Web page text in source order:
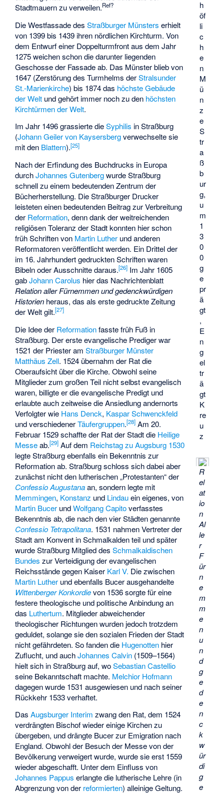
h
öf
li
c
h
e
n
M
ü
n
z
e
S
tr
a
ß
b
ur
g,
u
m
1
3
0
0
g
e
pr
ä
gt
,
E
n
g
el
tr
ä
gt
K
re
u
z
R
el
at
io
n
Al
le
r
F
ür
n
e
m
m
e
n
u
n
d
g
e
d
e
n
c
k
w
ür
di
g
e
Stadtmauern zu verweilen.Ref?
Die Westfassade desStraßburger Münsters erhielt
von 1399 bis 1439 ihren nördlichen Kirchturm. Von
dem Entwurf einer Doppelturmfront aus dem Jahr
1275 weichen schon die darunter liegenden
Geschosse der Fassade ab. Das Münster blieb von
1647 (Zerstörung des Turmhelms derStralsunder
St.-Marienkirche) bis 1874 das höchste Gebäude
der Welt und gehört immer noch zu den höchsten
Kirchtürmen der Welt.
Im Jahr 1496 grassierte dieSyphilis in Straßburg
(Johann Geiler von Kaysersbergverwechselte sie
mit den Blattern).[25]
Nach der Erfindung des Buchdrucks in Europa
durchJohannes Gutenbergwurde Straßburg
schnell zu einem bedeutenden Zentrum der
Bücherherstellung. Die Straßburger Drucker
leisteten einen bedeutenden Beitrag zur Verbreitung
der Reformation, denn dank der weitreichenden
religiösen Toleranz der Stadt konnten hier schon
früh Schriften von Martin Luther und anderen
Reformatoren veröffentlicht werden. Ein Drittel der
im 16. Jahrhundert gedruckten Schriften waren
Bibeln oder Ausschnitte daraus.[26] Im Jahr 1605
gabJohann Carolus hier das Nachrichtenblatt
Relation aller Fürnemmen und gedenckwürdigen
Historien heraus, das als erste gedruckte Zeitung
der Welt gilt.[27]
Die Idee der Reformationfasste früh Fuß in
Straßburg. Der erste evangelische Prediger war
1521 der Priester amStraßburger Münster
Matthäus Zell. 1524 übernahm der Rat die
Oberaufsicht über die Kirche. Obwohl seine
Mitglieder zum großen Teil nicht selbst evangelisch
waren, billigte er die evangelische Predigt und
erlaubte auch zeitweise die Ansiedlung andernorts
Verfolgter wie Hans Denck, Kaspar Schwenckfeld
und verschiedenerTäufergruppen.[28] Am 20.
Februar 1529 schaffte der Rat der Stadt die Heilige
Messeab.[29] Auf dem Reichstag zu Augsburg 1530
legte Straßburg ebenfalls ein Bekenntnis zur
Reformation ab. Straßburg schloss sich dabei aber
zunächst nicht den lutherischen „Protestanten“ der
Confessio Augustanaan, sondern legte mit
Memmingen, Konstanz und Lindauein eigenes, von
Martin Bucer undWolfgang Capitoverfasstes
Bekenntnis ab, die nach den vier Städten genannte
Confessio Tetrapolitana. 1531 nahmen Vertreter der
Stadt am Konvent in Schmalkaldenteil und später
wurde Straßburg Mitglied desSchmalkaldischen
Bundes zur Verteidigung der evangelischen
Reichsstände gegen Kaiser Karl V. Die zwischen
Martin Luther und ebenfalls Bucer ausgehandelte
Wittenberger Konkordievon 1536 sorgte für eine
festere theologische und politische Anbindung an
das Luthertum. Mitglieder abweichender
theologischer Richtungen wurden jedoch trotzdem
geduldet, solange sie den sozialen Frieden der Stadt
nicht gefährdeten. So fanden die Hugenotten hier
Zuflucht, und auchJohannes Calvin (1509–1564)
hielt sich in Straßburg auf, woSebastian Castellio
seine Bekanntschaft machte. Melchior Hofmann
dagegen wurde 1531 ausgewiesen und nach seiner
Rückkehr 1533 verhaftet.
DasAugsburger Interim zwang den Rat, dem 1524
verdrängten Bischof wieder einige Kirchen zu
übergeben, und drängte Bucer zur Emigration nach
England. Obwohl der Besuch der Messe von der
Bevölkerung verweigert wurde, wurde sie erst 1559
wieder abgeschafft. Unter dem Einfluss von
Johannes Pappus erlangte die lutherische Lehre (in
Abgrenzung von der reformierten) alleinige Geltung.